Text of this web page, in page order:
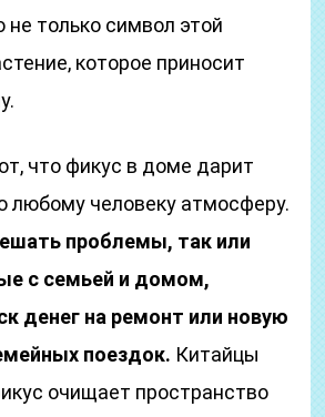
не только символ этой
которое приносит
что фикус в доме дарит
любому человеку атмосферу.
проблемы, так или
с семьей и домом,
денег на ремонт или новую
поездок. Китайцы
очищает пространство